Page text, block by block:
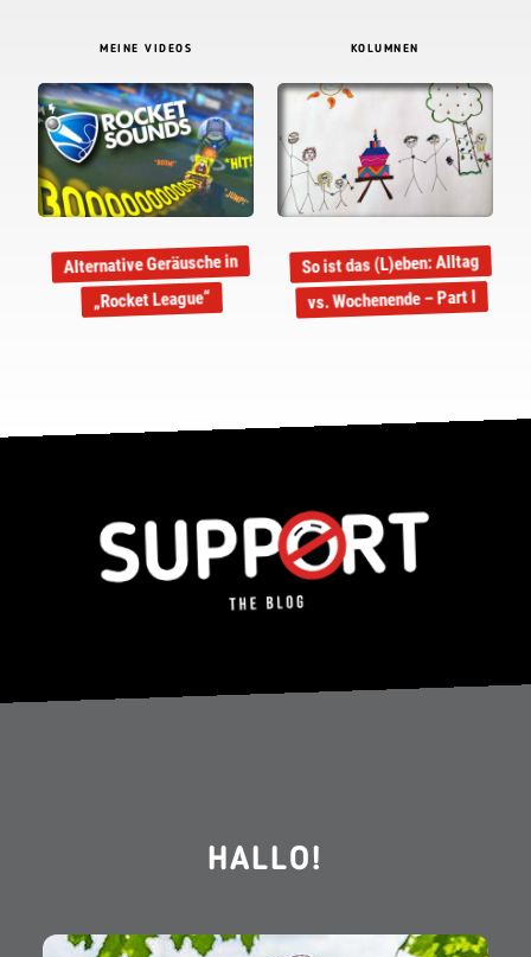
MEINE VIDEOS
Alternative Geräusche in
„Rocket League“
KOLUMNEN
So ist das (L)eben: Alltag
vs. Wochenende – Part I
HALLO!